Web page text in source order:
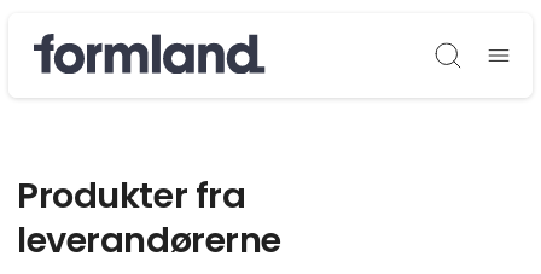
Søg
Produkter fra
leverandørerne